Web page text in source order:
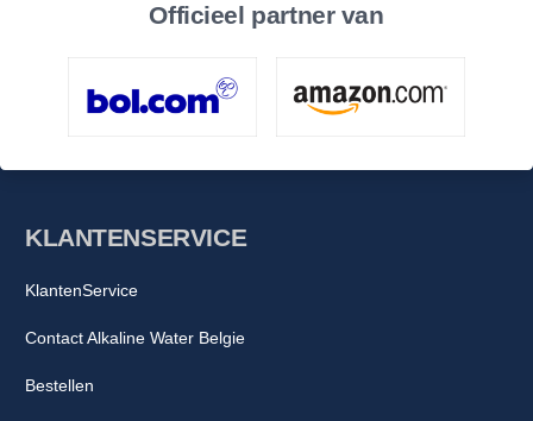
Officieel partner van
KLANTENSERVICE
KlantenService
Contact Alkaline Water Belgie
Bestellen